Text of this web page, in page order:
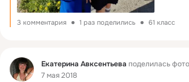
3 комментария 1 раз поделились 61 класс
Фид Екатерина Авксентьева поделилась
7 мая 2018